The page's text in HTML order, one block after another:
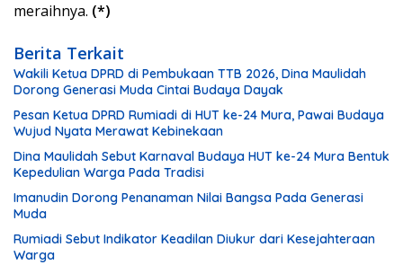
meraihnya. (*)
Berita Terkait
Wakili Ketua DPRD di Pembukaan TTB 2026, Dina Maulidah
Dorong Generasi Muda Cintai Budaya Dayak
Pesan Ketua DPRD Rumiadi di HUT ke-24 Mura, Pawai Budaya
Wujud Nyata Merawat Kebinekaan
Dina Maulidah Sebut Karnaval Budaya HUT ke-24 Mura Bentuk
Kepedulian Warga Pada Tradisi
Imanudin Dorong Penanaman Nilai Bangsa Pada Generasi
Muda
Rumiadi Sebut Indikator Keadilan Diukur dari Kesejahteraan
Warga